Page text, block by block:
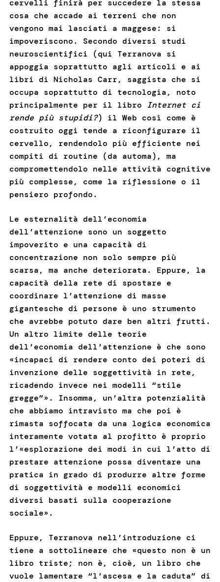
cervelli finirà per succedere la stessa
cosa che accade ai terreni che non
vengono mai lasciati a maggese: si
impoveriscono. Secondo diversi studi
neuroscientifici (qui Terranova si
appoggia soprattutto agli articoli e ai
libri di Nicholas Carr, saggista che si
occupa soprattutto di tecnologia, noto
principalmente per il libro Internet ci
rende più stupidi?) il Web così come è
costruito oggi tende a riconfigurare il
cervello, rendendolo più efficiente nei
compiti di routine (da automa), ma
compromettendolo nelle attività cognitive
più complesse, come la riflessione o il
pensiero profondo.
Le esternalità dell’economia
dell’attenzione sono un soggetto
impoverito e una capacità di
concentrazione non solo sempre più
scarsa, ma anche deteriorata. Eppure, la
capacità della rete di spostare e
coordinare l’attenzione di masse
gigantesche di persone è uno strumento
che avrebbe potuto dare ben altri frutti.
Un altro limite delle teorie
dell’economia dell’attenzione è che sono
«incapaci di rendere conto dei poteri di
invenzione delle soggettività in rete,
ricadendo invece nei modelli “stile
gregge”». Insomma, un’altra potenzialità
che abbiamo intravisto ma che poi è
rimasta soffocata da una logica economica
interamente votata al profitto è proprio
l’«esplorazione dei modi in cui l’atto di
prestare attenzione possa diventare una
pratica in grado di produrre altre forme
di soggettività e modelli economici
diversi basati sulla cooperazione
sociale».
Eppure, Terranova nell’introduzione ci
tiene a sottolineare che «questo non è un
libro triste; non è, cioè, un libro che
vuole lamentare “l’ascesa e la caduta” di